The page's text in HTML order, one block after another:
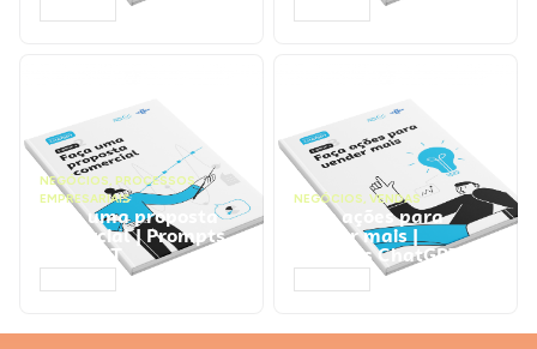
NEGÓCIOS, PROCESSOS
EMPRESARIAIS
Faça uma proposta
comercial | Prompts
ChatGPT
NEGÓCIOS, VENDAS
Faça ações para
vender mais |
Prompts ChatGPT